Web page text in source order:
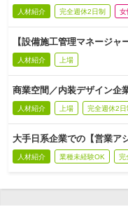
人材紹介 完全週休2日制 女
【設備施工管理マネージ
人材紹介 上場
商業空間／内装デザイン企
人材紹介 上場 完全週休2日
大手日系企業での【営業ア
人材紹介 業種未経験OK 完